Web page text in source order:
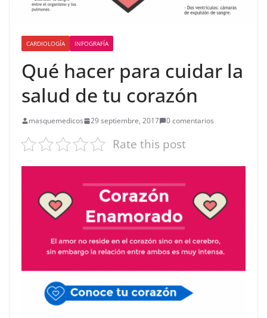
CARDIOLOGÍA INFOGRAFÍA
Qué hacer para cuidar la
salud de tu corazón
masquemedicos 29 septiembre, 2017 0 comentarios
Rate this post